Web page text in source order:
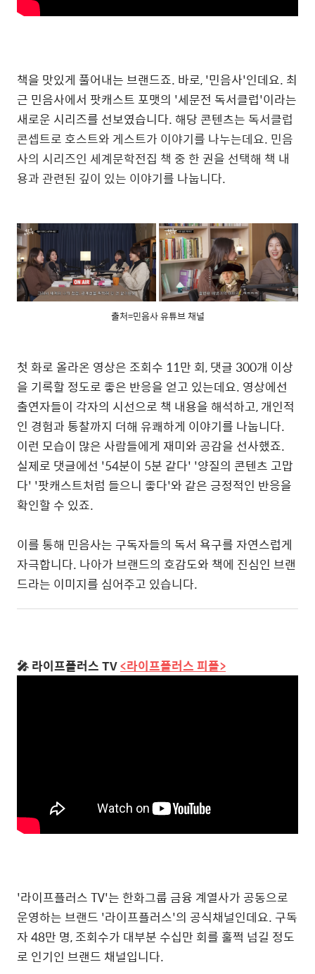
책을 맛있게 풀어내는 브랜드죠. 바로, '민음사'인데요. 최
근 민음사에서 팟캐스트 포맷의 '세문전 독서클럽'이라는
새로운 시리즈를 선보였습니다. 해당 콘텐츠는 독서클럽
콘셉트로 호스트와 게스트가 이야기를 나누는데요. 민음
사의 시리즈인 세계문학전집 책 중 한 권을 선택해 책 내
용과 관련된 깊이 있는 이야기를 나눕니다.
출처=민음사 유튜브 채널
첫 화로 올라온 영상은 조회수 11만 회, 댓글 300개 이상
을 기록할 정도로 좋은 반응을 얻고 있는데요. 영상에선
출연자들이 각자의 시선으로 책 내용을 해석하고, 개인적
인 경험과 통찰까지 더해 유쾌하게 이야기를 나눕니다.
이런 모습이 많은 사람들에게 재미와 공감을 선사했죠.
실제로 댓글에선 '54분이 5분 같다' '양질의 콘텐츠 고맙
다' '팟캐스트처럼 들으니 좋다'와 같은 긍정적인 반응을
확인할 수 있죠.
이를 통해 민음사는 구독자들의 독서 욕구를 자연스럽게
자극합니다. 나아가 브랜드의 호감도와 책에 진심인 브랜
드라는 이미지를 심어주고 있습니다.
🎤 라이프플러스 TV<라이프플러스 피플>
'라이프플러스 TV'는 한화그룹 금융 계열사가 공동으로
운영하는 브랜드 '라이프플러스'의 공식채널인데요. 구독
자 48만 명, 조회수가 대부분 수십만 회를 훌쩍 넘길 정도
로 인기인 브랜드 채널입니다.